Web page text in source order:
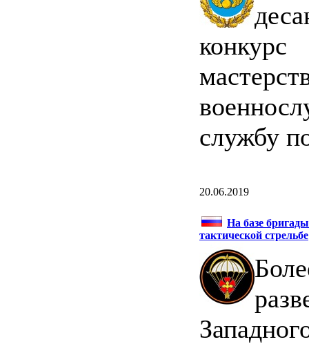
конкурс
службу
20.06.2019
На базе
тактической стрельбе